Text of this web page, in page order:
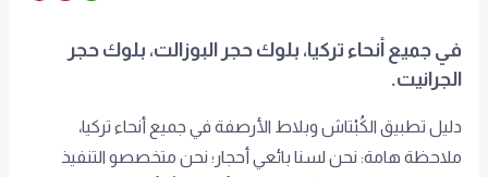
في جميع أنحاء تركيا، بلوك حجر البوزالت، بلوك حجر
الجرانيت.
دليل تطبيق الكُبْتاش وبلاط الأرصفة في جميع أنحاء تركيا،
ملاحظة هامة: نحن لسنا بائعي أحجار؛ نحن متخصصو التنفيذ